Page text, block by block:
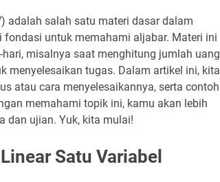
adalah salah satu materi dasar dalam
untuk memahami aljabar. Materi ini
misalnya saat menghitung jumlah uang
menyelesaikan tugas. Dalam artikel ini, kita
atau cara menyelesaikannya, serta contoh
memahami topik ini, kamu akan lebih
dan ujian. Yuk, kita mulai!
Satu Variabel